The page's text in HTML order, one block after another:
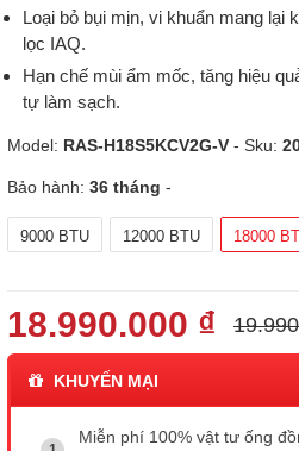
Loại bỏ bụi mịn, vi khuẩn mang lại
lọc IAQ.
Hạn chế mùi ẩm mốc, tăng hiệu
tự làm sạch.
Model: RAS-H18S5KCV2G-V - Sku:
Bảo hành: 36 tháng -
9000 BTU 12000 BTU 18000
18.990.000 ₫
KHUYẾN MẠI
Miễn phí 100% vật tư ống